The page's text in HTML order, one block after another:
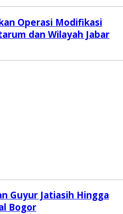
Operasi Modifikasi
dan Wilayah Jabar
Guyur Jatiasih Hingga
Bogor